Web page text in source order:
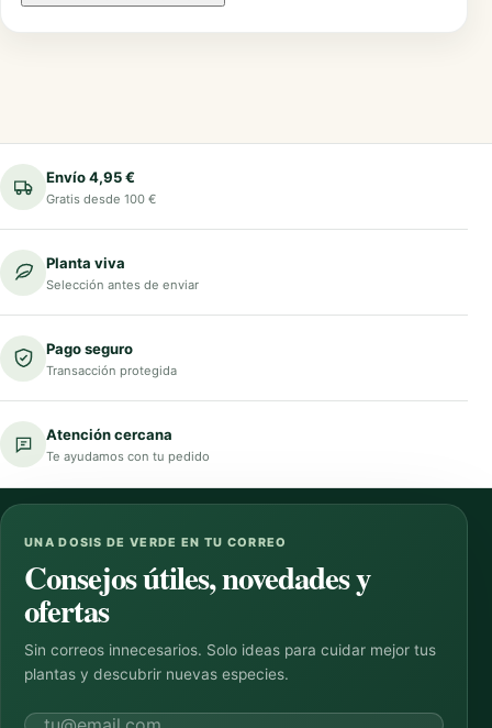
Envío 4,95 €
Gratis desde 100 €
Planta viva
Selección antes de enviar
Pago seguro
Transacción protegida
Atención cercana
Te ayudamos con tu pedido
UNA DOSIS DE VERDE EN TU CORREO
Consejos útiles, novedades y
ofertas
Sin correos innecesarios. Solo ideas para cuidar mejor tus
plantas y descubrir nuevas especies.